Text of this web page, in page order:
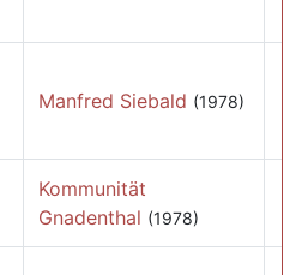
Manfred Siebald (1978)
Kommunität
Gnadenthal (1978)